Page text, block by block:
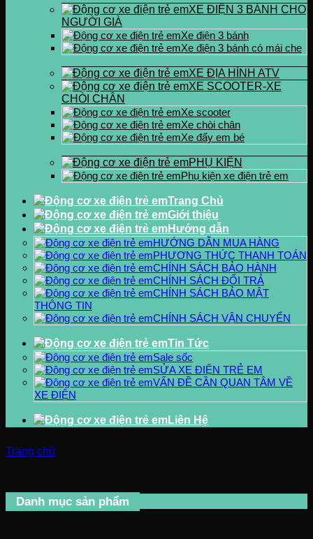
XE ĐIỆN 3 BÁNH CHO
NGƯỜI GIÀ
Xe điện 3 bánh
Xe điện 3 bánh có mái che
XE ĐỊA HÌNH ATV
XE SCOOTER-XE
CHÒI CHÂN
Xe scooter
Xe chòi chân
Xe đẩy em bé
PHỤ KIỆN
Phụ kiện xe điện trẻ em
Trang Chủ
Giới thiệu
Hướng dẫn
HƯỚNG DẪN MUA HÀNG
PHƯƠNG THỨC THANH TOÁN
CHÍNH SÁCH BẢO HÀNH
CHÍNH SÁCH ĐỔI TRẢ
CHÍNH SÁCH BẢO MẬT
THÔNG TIN
CHÍNH SÁCH VẬN CHUYỂN
Tin Tức
Sale sốc
SỬA XE ĐIỆN TRẺ EM
VẤN ĐỀ CẦN QUAN TÂM VỀ
XE ĐIỆN
Liên Hệ
Trang chủ
Danh mục sản phẩm